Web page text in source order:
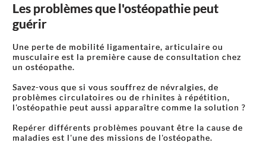
Les problèmes que l'ostéopathie peut
guérir
Une perte de mobilité ligamentaire, articulaire ou
musculaire est la première cause de consultation chez
un ostéopathe.
Savez-vous que si vous souffrez de névralgies, de
problèmes circulatoires ou de rhinites à répétition,
l'ostéopathie peut aussi apparaître comme la solution ?
Repérer différents problèmes pouvant être la cause de
maladies est l'une des missions de l'ostéopathe.